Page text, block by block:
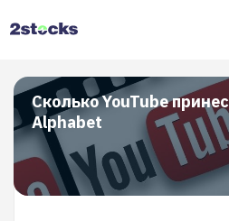
Сколько YouTube
Alphabet